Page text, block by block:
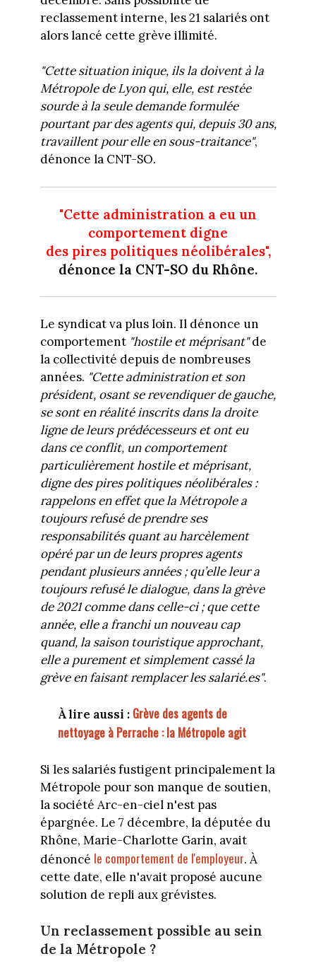
reclassement interne, les 21 salariés ont
alors lancé cette grève illimité.
"Cette situation inique, ils la doivent à la
Métropole de Lyon qui, elle, est restée
sourde à la seule demande formulée
pourtant par des agents qui, depuis 30 ans,
travaillent pour elle en sous-traitance",
dénonce la CNT-SO.
"Cette administration a eu un
comportement digne
des pires politiques néolibérales",
dénonce la CNT-SO du Rhône.
Le syndicat va plus loin. Il dénonce un
comportement "hostile et méprisant"de
la collectivité depuis de nombreuses
années. "Cette administration et son
président, osant se revendiquer de gauche,
se sont en réalité inscrits dans la droite
ligne de leurs prédécesseurs et ont eu
dans ce conflit, un comportement
particulièrement hostile et méprisant,
digne des pires politiques néolibérales :
rappelons en effet que la Métropole a
toujours refusé de prendre ses
responsabilités quant au harcèlement
opéré par un de leurs propres agents
pendant plusieurs années ; qu’elle leur a
toujours refusé le dialogue, dans la grève
de 2021 comme dans celle-ci ; que cette
année, elle a franchi un nouveau cap
quand, la saison touristique approchant,
elle a purement et simplement cassé la
grève en faisant remplacer les salarié.es".
À lire aussi : Grève des agents de
nettoyage à Perrache : la Métropole agit
Si les salariés fustigent principalement la
Métropole pour son manque de soutien,
la société Arc-en-ciel n'est pas
épargnée. Le 7 décembre, la députée du
Rhône, Marie-Charlotte Garin, avait
dénoncé le comportement de l'employeur. À
cette date, elle n'avait proposé aucune
solution de repli aux grévistes.
Un reclassement possible au sein
de la Métropole ?